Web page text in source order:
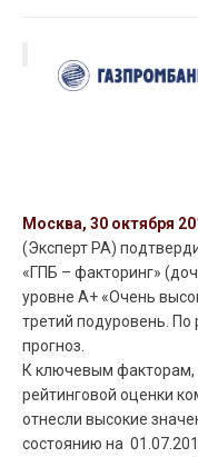
Москва, 30 октября
(Эксперт РА)
«ГПБ – факторинг»
уровне А+ «Очень
третий подуровень. По
прогноз.
К ключевым
рейтинговой оценки
отнесли высокие
состоянию на